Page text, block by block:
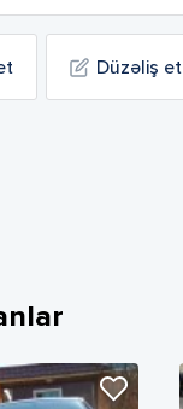
Düzəliş et